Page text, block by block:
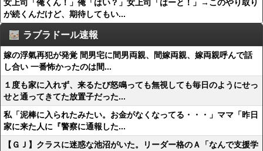
女上司「俺くん！」俺「はい？」女上司「はーと！」→このやり取り
が続くんだけど、期待してもい...
ラブラドール速報
嫁の浮氣再犯が発覚 間男宅に間男両親、間嫁両親、嫁両親呼んで話
し合い 一番怖かったのは間...
１度も家に入れず、来るたび怒鳴っても無視しても毎日のようにせっ
せと通ってきてた放置子だった...
私「泥棒に入られたみたい。お金がなくなってる・・・」ママ「昨日
家に来た人に『警察に通報した...
【ＧＪ】クラスに迷惑な池沼がいた。リーダー格のＡ「なんで支援学